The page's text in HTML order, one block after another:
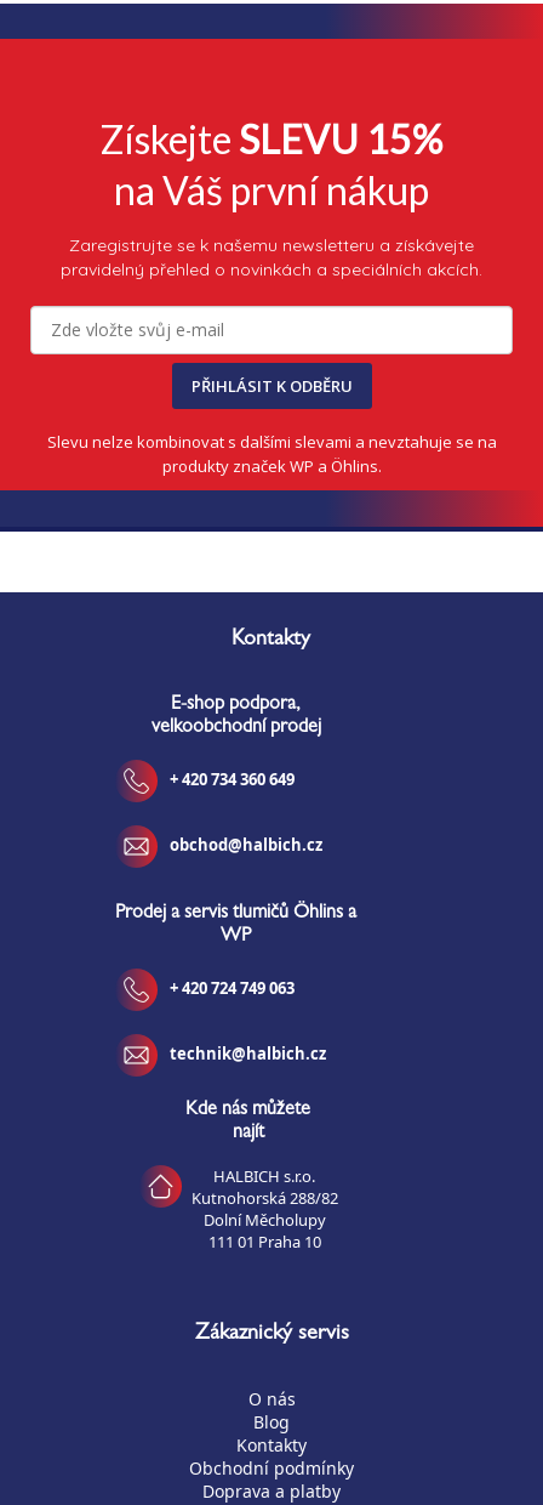
Získejte SLEVU 15%
na Váš první nákup
Zaregistrujte se k našemu newsletteru a získávejte
pravidelný přehled o novinkách a speciálních akcích.
PŘIHLÁSIT K ODBĚRU
Slevu nelze kombinovat s dalšími slevami a nevztahuje se na
produkty značek WP a Öhlins.
Kontakty
E-shop podpora,
velkoobchodní prodej
+ 420 734 360 649
obchod@halbich.cz
Prodej a servis tlumičů Öhlins a
WP
+ 420 724 749 063
technik@halbich.cz
Kde nás můžete
najít
HALBICH s.r.o.
Kutnohorská 288/82
Dolní Měcholupy
111 01 Praha 10
Zákaznický servis
O nás
Blog
Kontakty
Obchodní podmínky
Doprava a platby